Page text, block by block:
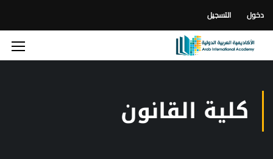
دخول التسجيل
كلية القانون